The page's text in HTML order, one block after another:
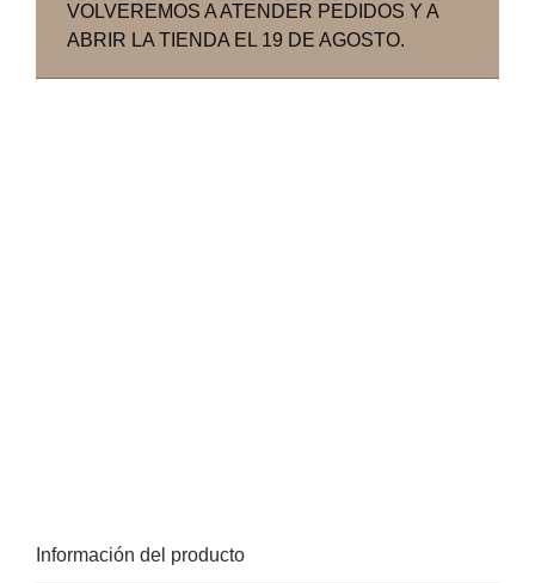
VOLVEREMOS A ATENDER PEDIDOS Y A
ABRIR LA TIENDA EL 19 DE AGOSTO.
Información del producto